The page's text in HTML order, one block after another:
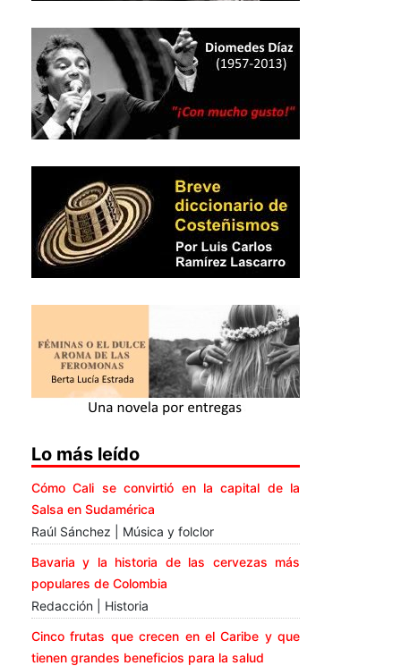
Lo más leído
Cómo Cali se convirtió en la capital de la
Salsa en Sudamérica
Raúl Sánchez | Música y folclor
Bavaria y la historia de las cervezas más
populares de Colombia
Redacción | Historia
Cinco frutas que crecen en el Caribe y que
tienen grandes beneficios para la salud